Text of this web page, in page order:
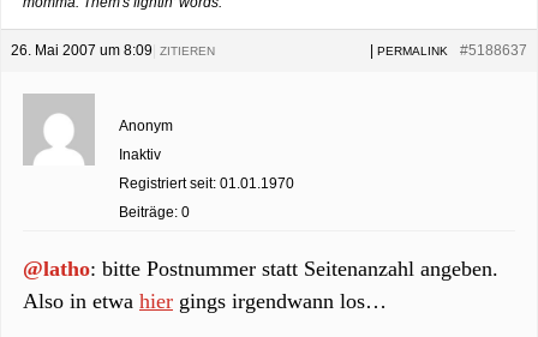
26. Mai 2007 um 8:09 #5188637
PERMALINK
ZITIEREN
Anonym
Inaktiv
Registriert seit: 01.01.1970
Beiträge: 0
@latho: bitte Postnummer statt Seitenanzahl angeben.
Also in etwa hier gings irgendwann los…